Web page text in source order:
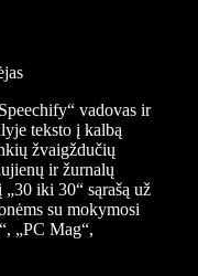
vadovas ir
teksto į kalbą
žvaigždučių
ir žurnalų
iki 30“ sąrašą už
su mokymosi
„PC Mag“,